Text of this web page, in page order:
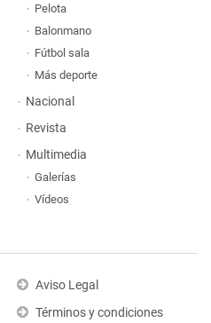
Pelota
Balonmano
Fútbol sala
Más deporte
Nacional
Revista
Multimedia
Galerías
Vídeos
Aviso Legal
Términos y condiciones